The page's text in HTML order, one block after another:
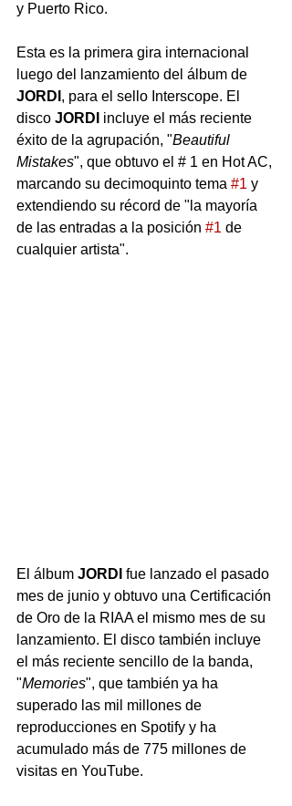
y Puerto Rico.
Esta es la primera gira internacional
luego del lanzamiento del álbum de
JORDI , para el sello Interscope. El
disco JORDI incluye el más reciente
éxito de la agrupación, "Beautiful
Mistakes", que obtuvo el # 1 en Hot AC,
marcando su decimoquinto tema #1 y
extendiendo su récord de "la mayoría
de las entradas a la posición #1 de
cualquier artista".
El álbum JORDI fue lanzado el pasado
mes de junio y obtuvo una Certificación
de Oro de la RIAA el mismo mes de su
lanzamiento. El disco también incluye
el más reciente sencillo de la banda,
"Memories", que también ya ha
superado las mil millones de
reproducciones en Spotify y ha
acumulado más de 775 millones de
visitas en YouTube.